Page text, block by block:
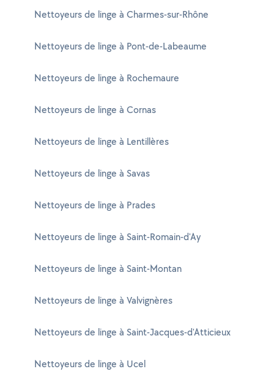
Nettoyeurs de linge à Charmes-sur-Rhône
Nettoyeurs de linge à Pont-de-Labeaume
Nettoyeurs de linge à Rochemaure
Nettoyeurs de linge à Cornas
Nettoyeurs de linge à Lentillères
Nettoyeurs de linge à Savas
Nettoyeurs de linge à Prades
Nettoyeurs de linge à Saint-Romain-d'Ay
Nettoyeurs de linge à Saint-Montan
Nettoyeurs de linge à Valvignères
Nettoyeurs de linge à Saint-Jacques-d'Atticieux
Nettoyeurs de linge à Ucel